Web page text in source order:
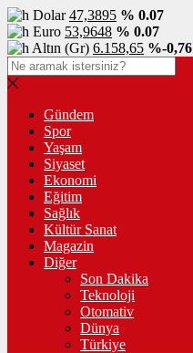
Dolar47,3895 % 0.07
Euro 53,9648 % 0.07
Altın (Gr) 6.158,65 %-0,76
Gündem
Spor
Yaşam
Siyaset
Ekonomi
Eğitim
Sağlık
Kültür Sanat
Magazin
Diğer
Son Dakika
Teknoloji
Otomativ
Dünya
Türkiye